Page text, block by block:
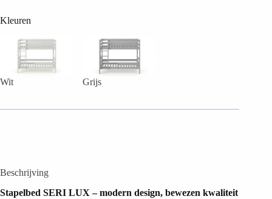
Kleuren
Wit Grijs
Beschrijving
Stapelbed SERI LUX – modern design, bewezen kwaliteit